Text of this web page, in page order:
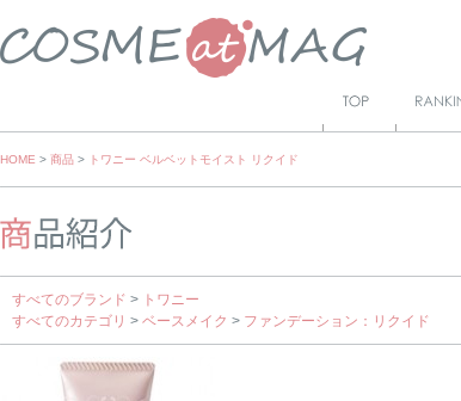
Skip
HOME > 商品 > トワニー ベルベットモイスト リクイド
すべてのブランド > トワニー
すべてのカテゴリ > ベースメイク > ファンデーション：リクイド